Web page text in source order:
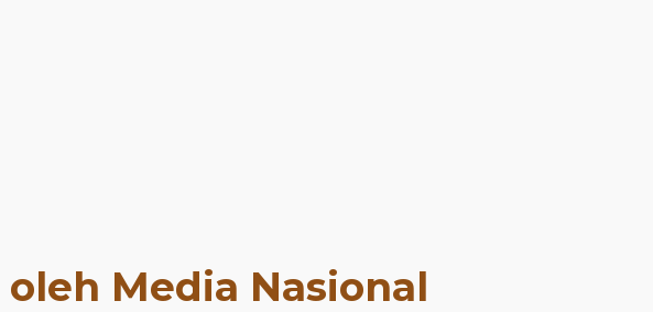
Media Nasional